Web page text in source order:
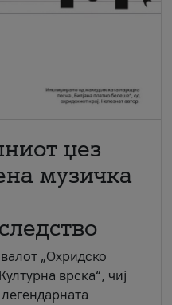
џез
музичка
„Охридско
врска“, чиј